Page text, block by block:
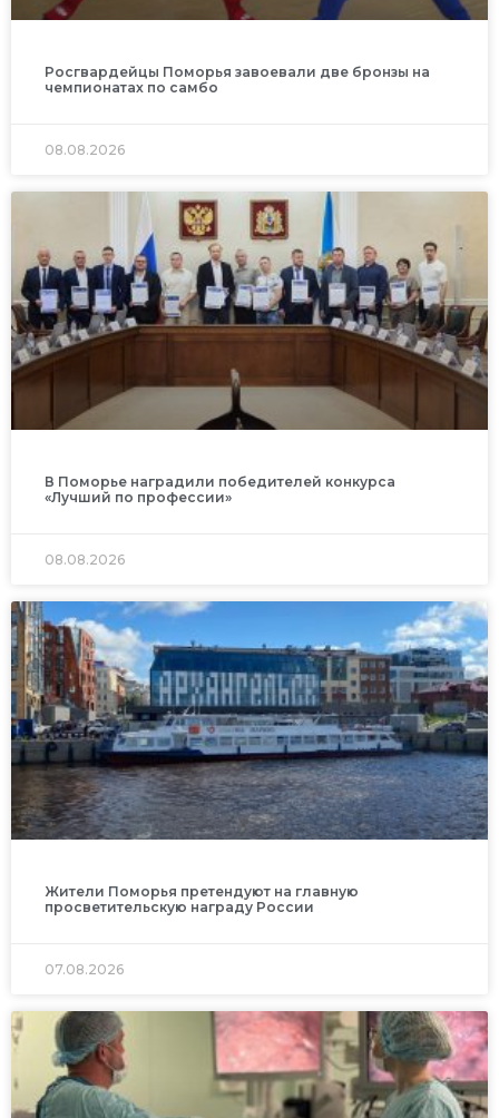
Росгвардейцы Поморья завоевали две бронзы на
чемпионатах по самбо
08.08.2026
В Поморье наградили победителей конкурса
«Лучший по профессии»
08.08.2026
Жители Поморья претендуют на главную
просветительскую награду России
07.08.2026